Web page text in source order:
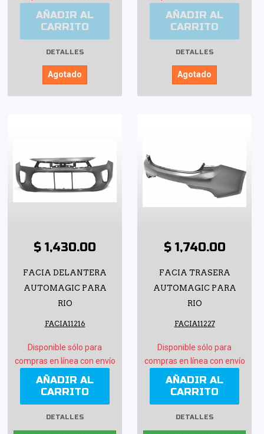
AÑADIR AL
CARRITO
DETALLES
Agotado
AÑADIR AL
CARRITO
DETALLES
Agotado
$ 1,430.00
FACIA DELANTERA
AUTOMAGIC PARA
RIO
FACIA11216
Disponible sólo para
compras en línea con envío
AÑADIR AL
CARRITO
DETALLES
$ 1,740.00
FACIA TRASERA
AUTOMAGIC PARA
RIO
FACIA11227
Disponible sólo para
compras en línea con envío
AÑADIR AL
CARRITO
DETALLES